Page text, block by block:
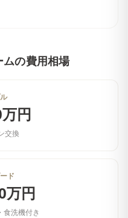
ムの費用相場
円
交換
ド
万円
食洗機付き